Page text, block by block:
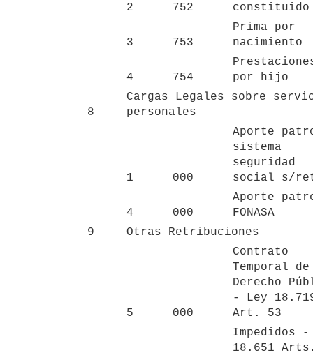
2 752
constituido
3 753
Prima por
nacimiento
4 754
por hijo
8
Cargas Legales sobre
personales
1 000
Aporte
sistema
seguridad
social s/
4 000
Aporte
FONASA
9
Otras Retribuciones
5 000
Contrato
Temporal de
Derecho
- Ley
Art. 53
Impedidos -
18.651